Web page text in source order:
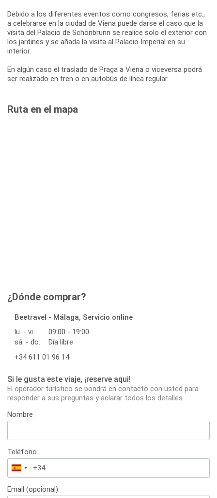
Debido a los diferentes eventos como congresos, ferias etc.,
a celebrarse en la ciudad de Viena puede darse el caso que la
visita del Palacio de Schönbrunn se realice solo el exterior con
los jardines y se añada la visita al Palacio Imperial en su
interior.
En algún caso el traslado de Praga a Viena o viceversa podrá
ser realizado en tren o en autobús de línea regular.
Ruta en el mapa
¿Dónde comprar?
Beetravel - Málaga, Servicio online
lu. - vi.
09:00 - 19:00
sá. - do.
Día libre
+34 611 01 96 14
Si le gusta este viaje, ¡reserve aqui!
El operador turístico se pondrá en contacto con usted para
responder a sus preguntas y aclarar todos los detalles.
Nombre
Teléfono
España
+34
Email (opcional)